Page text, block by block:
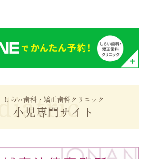
しらい歯科・矯正歯科クリニック
小児専門サイト